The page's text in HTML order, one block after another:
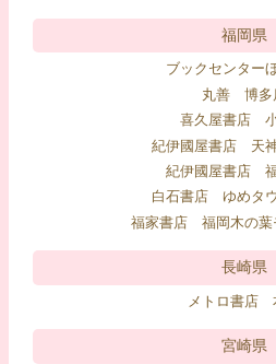
福岡県
ブックセンター
丸善 博多
喜久屋書店
紀伊國屋書店 天
紀伊國屋書店
白石書店 ゆめタ
福家書店 福岡木の葉
長崎県
メトロ書店
宮崎県